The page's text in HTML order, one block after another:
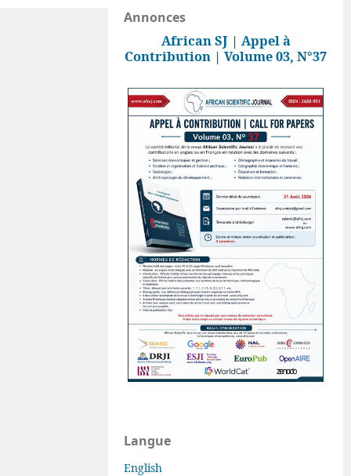
Annonces
African SJ | Appel à
Contribution | Volume 03, N°37
Langue
English